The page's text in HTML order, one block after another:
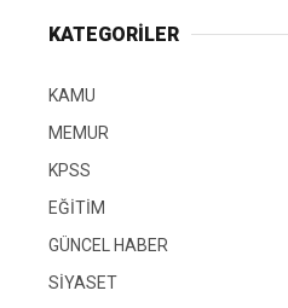
KATEGORİLER
KAMU
MEMUR
KPSS
EĞİTİM
GÜNCEL HABER
SİYASET